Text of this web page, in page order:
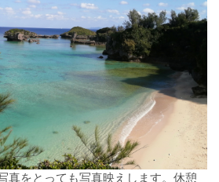
真をとっても写真映えします。休憩